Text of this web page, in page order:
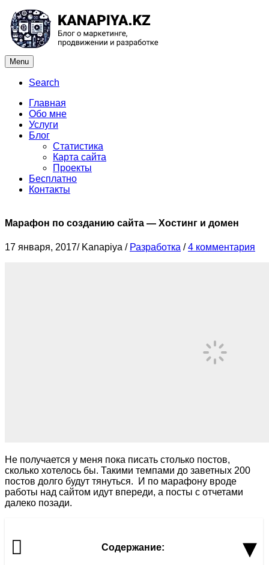
Menu
Search
Главная
Обо мне
Услуги
Блог
Статистика
Карта сайта
Проекты
Бесплатно
Контакты
Марафон по созданию сайта — Хостинг и домен
17 января, 2017/ Kanapiya / Разработка / 4 комментария
Не получается у меня пока писать столько постов,
сколько хотелось бы. Такими темпами до заветных 200
постов долго будут тянуться. И по марафону вроде
работы над сайтом идут впереди, а посты с отчетами
далеко позади.
Содержание: ▾